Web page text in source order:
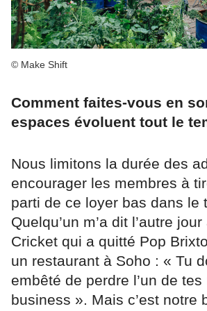
© Make Shift
Comment faites-vous en
espaces évoluent tout le
Nous limitons la durée des
encourager les membres à
parti de ce loyer bas dans le
Quelqu’un m’a dit l’autre
Cricket qui a quitté Pop
un restaurant à Soho : « Tu
embêté de perdre l’un de
business ». Mais c’est notre